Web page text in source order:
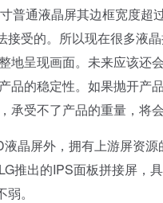
普通液晶屏其边框宽度超
受的。所以现在很多液
地呈现画面。未来应该还
的稳定性。如果抛开产
受不了产品的重量，将
屏外，拥有上游屏资源
推出的IPS面板拼接屏，
。